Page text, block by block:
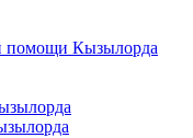
помощи Кызылорда